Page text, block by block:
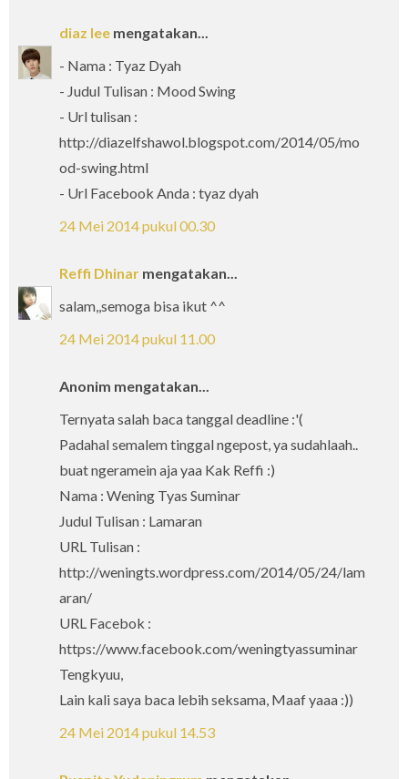
diaz lee mengatakan...
- Nama : Tyaz Dyah
- Judul Tulisan : Mood Swing
- Url tulisan :
http://diazelfshawol.blogspot.com/2014/05/mo
od-swing.html
- Url Facebook Anda : tyaz dyah
24 Mei 2014 pukul 00.30
Reffi Dhinar mengatakan...
salam,,semoga bisa ikut ^^
24 Mei 2014 pukul 11.00
Anonim mengatakan...
Ternyata salah baca tanggal deadline :'(
Padahal semalem tinggal ngepost, ya sudahlaah..
buat ngeramein aja yaa Kak Reffi :)
Nama : Wening Tyas Suminar
Judul Tulisan : Lamaran
URL Tulisan :
http://weningts.wordpress.com/2014/05/24/lam
aran/
URL Facebok :
https://www.facebook.com/weningtyassuminar
Tengkyuu,
Lain kali saya baca lebih seksama, Maaf yaaa :))
24 Mei 2014 pukul 14.53